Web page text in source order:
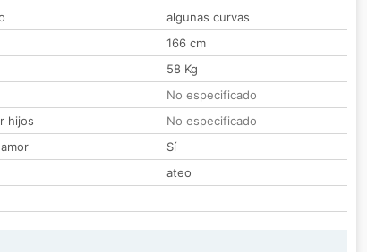
algunas curvas
166 cm
58 Kg
No especificado
hijos
No especificado
Sí
ateo